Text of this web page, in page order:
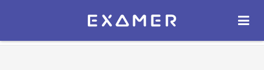
Экзамер — ЕГЭ 2027
ОТКРЫТЬ